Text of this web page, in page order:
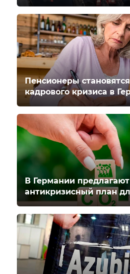
Пенсионеры
кадрового кризиса в
В Германии
антикризисный план